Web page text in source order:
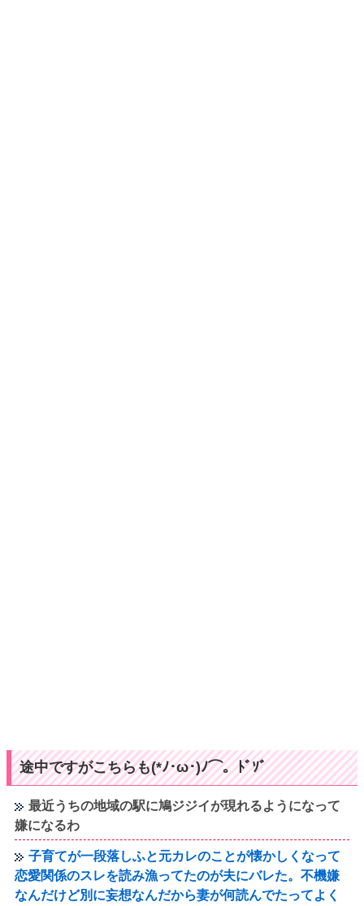
途中ですがこちらも(*ﾉ･ω･)ﾉ⌒。ﾄﾞｿﾞ
最近うちの地域の駅に鳩ジジイが現れるようになって
嫌になるわ
子育てが一段落しふと元カレのことが懐かしくなって
恋愛関係のスレを読み漁ってたのが夫にバレた。不機嫌
なんだけど別に妄想なんだから妻が何読んでたってよく